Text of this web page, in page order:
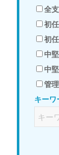
全
初
初
中
中
管
キーワ